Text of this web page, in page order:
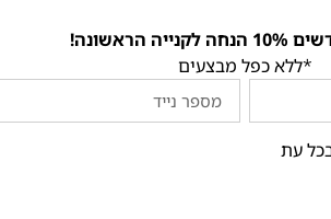
הראשונה!
*ללא כפל מבצעים
עת